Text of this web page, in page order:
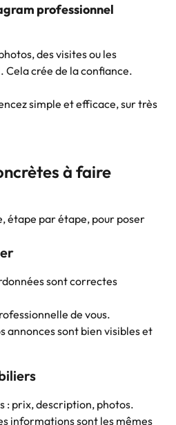
professionnel
des visites ou les
Cela crée de la confiance.
simple et efficace, sur très
à faire
étape par étape, pour poser
sont correctes
de vous.
annonces sont bien visibles et
: prix, description, photos.
informations sont les mêmes